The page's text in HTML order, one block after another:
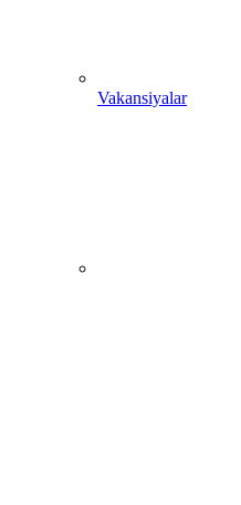
Vakansiyalar